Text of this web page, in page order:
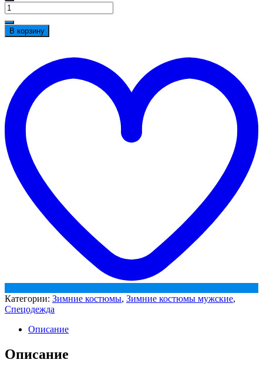
Количество
товара
Костюм
зимний
(Протек,
к,
черный/
красный/
серый
В корзину
Категории: Зимние костюмы, Зимние костюмы мужские,
Спецодежда
Описание
Описание